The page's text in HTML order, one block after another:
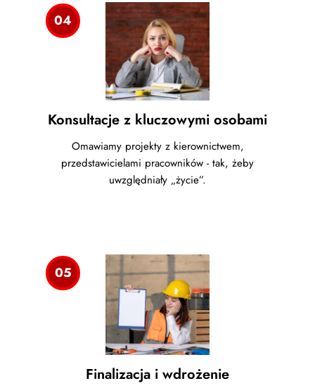
04
Konsultacje z kluczowymi osobami
Omawiamy projekty z kierownictwem,
przedstawicielami pracowników - tak, żeby
uwzględniały „życie”.
05
Finalizacja i wdrożenie